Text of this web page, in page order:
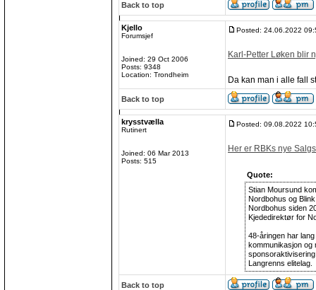
Back to top
Kjello
Forumsjef
Joined: 29 Oct 2006
Posts: 9348
Location: Trondheim
Posted: 24.06.2022
Karl-Petter Løken blir
Da kan man i alle fall
Back to top
krysstvælla
Rutinert
Joined: 06 Mar 2013
Posts: 515
Posted: 09.08.2022
Her er RBKs nye
Quote:
Stian Moursund
Nordbohus og
Nordbohus siden
Kjededirektør for
48-åringen har
kommunikasjon og
Langrenns elitelag.
Back to top